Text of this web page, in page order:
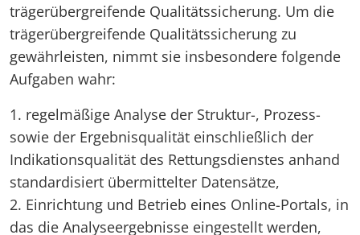
trägerübergreifende Qualitätssicherung. Um die
trägerübergreifende Qualitätssicherung zu
gewährleisten, nimmt sie insbesondere folgende
Aufgaben wahr:
1. regelmäßige Analyse der Struktur-, Prozess-
sowie der Ergebnisqualität einschließlich der
Indikationsqualität des Rettungsdienstes anhand
standardisiert übermittelter Datensätze,
2. Einrichtung und Betrieb eines Online-Portals, in
das die Analyseergebnisse eingestellt werden,